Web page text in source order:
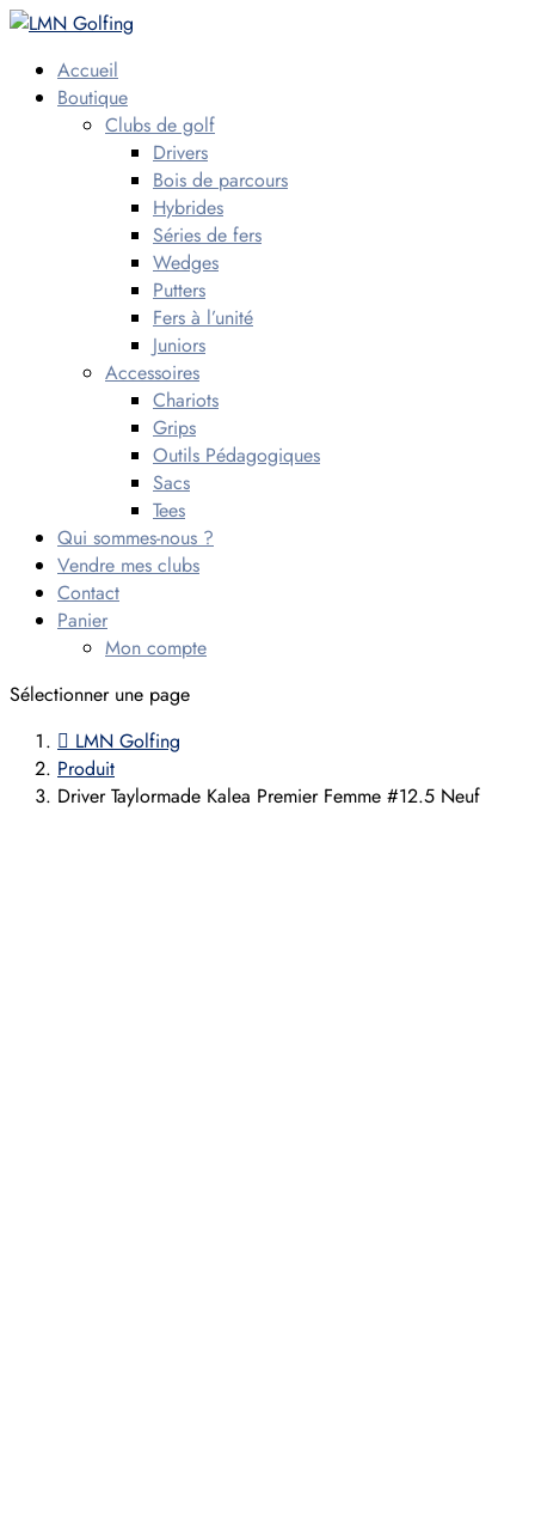
Accueil
Boutique
Clubs de golf
Drivers
Bois de parcours
Hybrides
Séries de fers
Wedges
Putters
Fers à l’unité
Juniors
Accessoires
Chariots
Grips
Outils Pédagogiques
Sacs
Tees
Qui sommes-nous ?
Vendre mes clubs
Contact
Panier
Mon compte
Sélectionner une page
 LMN Golfing
Produit
Driver Taylormade Kalea Premier Femme #12.5 Neuf